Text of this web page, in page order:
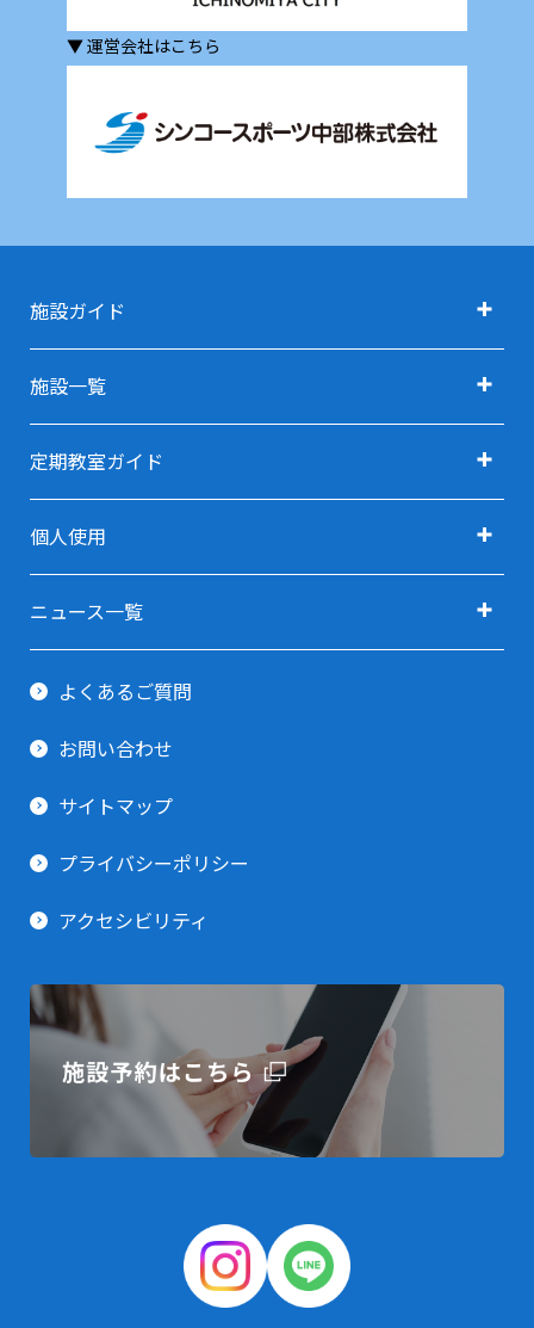
▼ 運営会社はこちら
施設ガイド
施設ガイド TOP
アクセス
指定管理者
ご予約ガイド
利用当日ガイド
施設一覧
施設一覧 TOP
利用用途で探す TOP
利用用途で探す(イベント・展示会)
定期教室ガイド
定期教室ガイド TOP
個人使用
卓球(個人使用)
柔道場(個人使用)
トレーニング室
ニュース一覧
すべてのニュース
よくあるご質問
お問い合わせ
サイトマップ
プライバシーポリシー
アクセシビリティ